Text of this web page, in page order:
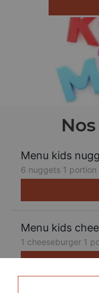
Menu kids
6 nuggets 1
Menu kids
1 cheeseburger 1